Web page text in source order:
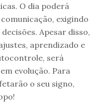
O dia poderá
exigindo
Apesar disso,
aprendizado e
será
evolução. Para
o seu signo,